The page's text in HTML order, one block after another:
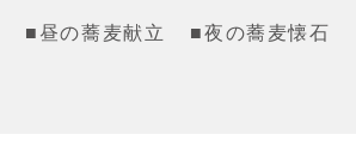
■昼の蕎麦献立 ■夜の蕎麦懐石